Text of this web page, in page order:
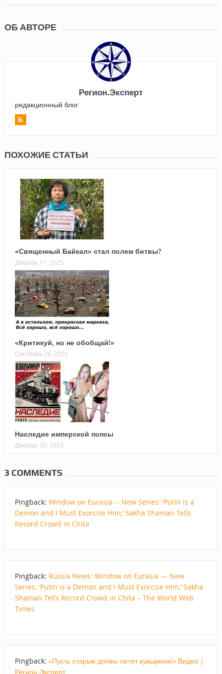
ОБ АВТОРЕ
Регион.Эксперт
редакционный блог
ПОХОЖИЕ СТАТЬИ
«Священный Байкал» стал полем битвы?
Декабрь 11, 2025
«Критикуй, но не обобщай!»
Сентябрь 26, 2025
Наследие имперской попсы
Декабрь 30, 2023
3 COMMENTS
Pingback: Window on Eurasia -- New Series: ‘Putin is a
Demon and I Must Exorcise Him,’ Sakha Shaman Tells
Record Crowd in Chita
Pingback: Russia News: Window on Eurasia — New
Series: ‘Putin is a Demon and I Must Exorcise Him,’ Sakha
Shaman Tells Record Crowd in Chita – The World Web
Times
Pingback: «Пусть старые догмы летят кувырком!» Видео |
Регион.Эксперт